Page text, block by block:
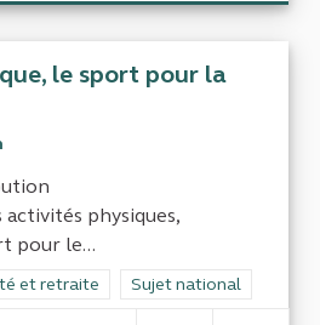
le sport pour la
activités physiques,
pour le...
la catégorie : Sécurité sociale, santé
et retraite Filtrer les résultats
Sujet national